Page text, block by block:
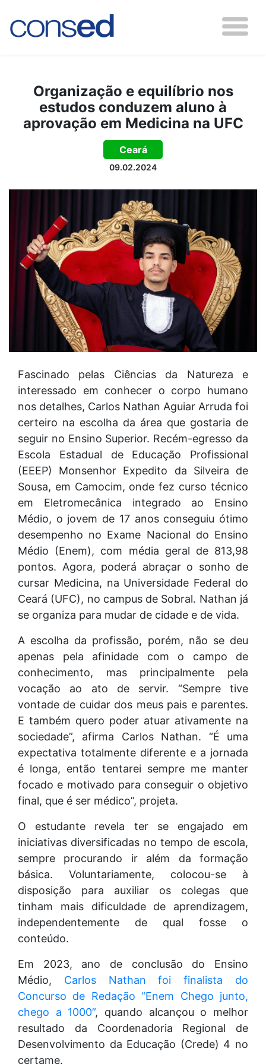
Organização e equilíbrio nos
estudos conduzem aluno à
aprovação em Medicina na UFC
Ceará
09.02.2024
Fascinado pelas Ciências da Natureza e
interessado em conhecer o corpo humano
nos detalhes, Carlos Nathan Aguiar Arruda foi
certeiro na escolha da área que gostaria de
seguir no Ensino Superior. Recém-egresso da
Escola Estadual de Educação Profissional
(EEEP) Monsenhor Expedito da Silveira de
Sousa, em Camocim, onde fez curso técnico
em Eletromecânica integrado ao Ensino
Médio, o jovem de 17 anos conseguiu ótimo
desempenho no Exame Nacional do Ensino
Médio (Enem), com média geral de 813,98
pontos. Agora, poderá abraçar o sonho de
cursar Medicina, na Universidade Federal do
Ceará (UFC), no campus de Sobral. Nathan já
se organiza para mudar de cidade e de vida.
A escolha da profissão, porém, não se deu
apenas pela afinidade com o campo de
conhecimento, mas principalmente pela
vocação ao ato de servir. “Sempre tive
vontade de cuidar dos meus pais e parentes.
E também quero poder atuar ativamente na
sociedade”, afirma Carlos Nathan. “É uma
expectativa totalmente diferente e a jornada
é longa, então tentarei sempre me manter
focado e motivado para conseguir o objetivo
final, que é ser médico”, projeta.
O estudante revela ter se engajado em
iniciativas diversificadas no tempo de escola,
sempre procurando ir além da formação
básica. Voluntariamente, colocou-se à
disposição para auxiliar os colegas que
tinham mais dificuldade de aprendizagem,
independentemente de qual fosse o
conteúdo.
Em 2023, ano de conclusão do Ensino
Médio, Carlos Nathan foi finalista do
Concurso de Redação “Enem Chego junto,
chego a 1000”, quando alcançou o melhor
resultado da Coordenadoria Regional de
Desenvolvimento da Educação (Crede) 4 no
certame.